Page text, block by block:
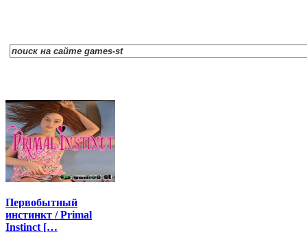
Первобытный
инстинкт / Primal
Instinct […